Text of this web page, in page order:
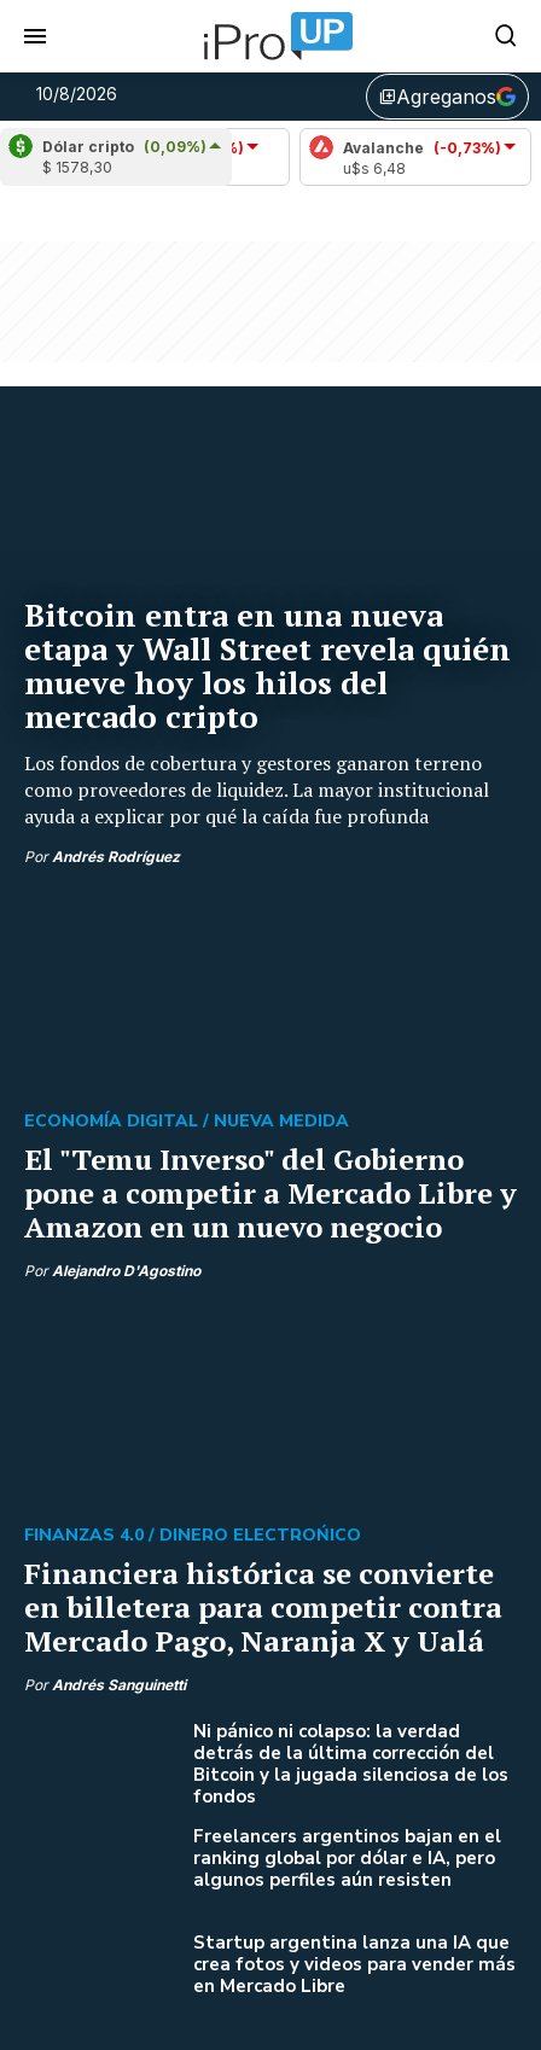
10/8/2026 library_addAgreganos
Dólar cripto (0,09%)
$ 1578,30
Cardano (-2,73%)
u$s 0,19
Avalanche (-0,73%)
Bitcoin entra en una nueva
etapa y Wall Street revela quién
mueve hoy los hilos del
mercado cripto
Los fondos de cobertura y gestores ganaron terreno
como proveedores de liquidez. La mayor institucional
ayuda a explicar por qué la caída fue profunda
Por Andrés Rodríguez
El "Temu Inverso" del Gobierno
pone a competir a Mercado Libre y
Amazon en un nuevo negocio
ECONOMÍA DIGITAL / NUEVA MEDIDA
Por Alejandro D'Agostino
Financiera histórica se convierte
en billetera para competir contra
Mercado Pago, Naranja X y Ualá
FINANZAS 4.0 / DINERO ELECTROŃICO
Por Andrés Sanguinetti
Ni pánico ni colapso: la verdad
detrás de la última corrección del
Bitcoin y la jugada silenciosa de los
fondos
Freelancers argentinos bajan en el
ranking global por dólar e IA, pero
algunos perfiles aún resisten
Startup argentina lanza una IA que
crea fotos y videos para vender más
en Mercado Libre